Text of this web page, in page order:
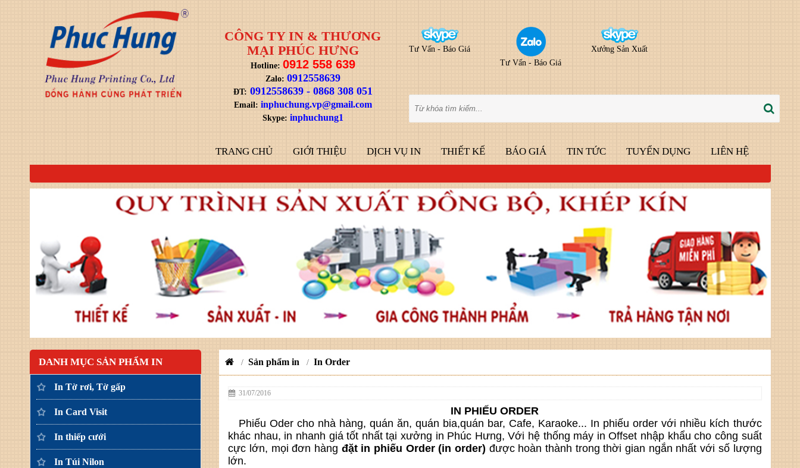
CÔNG TY IN & THƯƠNG
MẠI PHÚC HƯNG
Hotline: 0912 558 639
Zalo: 0912558639
ĐT: 0912558639-0868 308 051
Email: inphuchung.vp@gmail.com
Skype: inphuchung1
Tư Vấn - Báo Giá
Tư Vấn - Báo Giá
Xưởng Sản Xuất
TRANG CHỦ GIỚI THIỆU DỊCH VỤ IN THIẾT KẾ BÁO GIÁ TIN TỨC TUYỂN DỤNG LIÊN HỆ
DANH MỤC SẢN PHẨM IN
In Tờ rơi, Tờ gấp
In Card Visit
In thiếp cưới
In Túi Nilon
/Sản phẩm in /In Order
31/07/2016
IN PHIẾU ORDER
Phiếu Oder cho nhà hàng, quán ăn, quán bia,quán bar, Cafe, Karaoke... In phiếu order với nhiều kích thước
khác nhau, in nhanh giá tốt nhất tại xưởng in Phúc Hưng, Với hệ thống máy in Offset nhập khẩu cho công suất
cực lớn, mọi đơn hàng đặt in phiếu Order (in order) được hoàn thành trong thời gian ngắn nhất với số lượng
lớn.